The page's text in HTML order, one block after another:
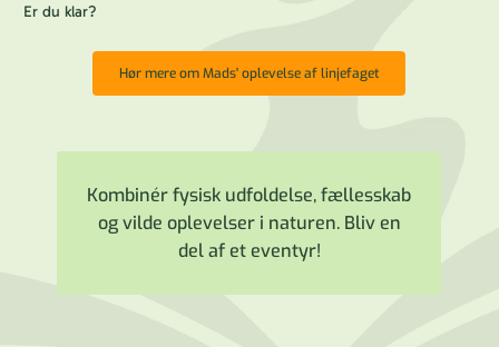
Er du klar?
Hør mere om Mads' oplevelse af linjefaget
Kombinér fysisk udfoldelse, fællesskab
og vilde oplevelser i naturen. Bliv en
del af et eventyr!